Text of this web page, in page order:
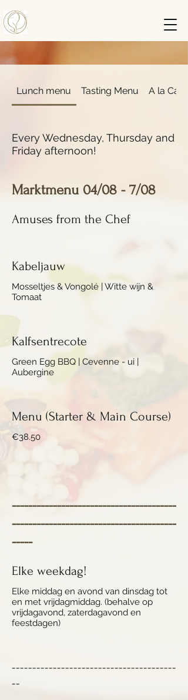
Lunch menu Tasting Menu A la Carte
Every Wednesday, Thursday and
Friday afternoon!
Marktmenu 04/08 - 7/08
Amuses from the Chef
Kabeljauw
Mosseltjes & Vongolé | Witte wijn &
Tomaat
Kalfsentrecote
Green Egg BBQ | Cevenne - ui |
Aubergine
Menu (Starter & Main Course)
€38.50
----------------------------------------
----------------------------------------
-----
Elke weekdag!
Elke middag en avond van dinsdag tot
en met vrijdagmiddag. (behalve op
vrijdagavond, zaterdagavond en
feestdagen)
----------------------------------------
--